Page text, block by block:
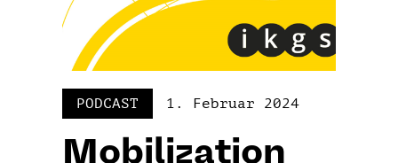
PODCAST 1. Februar 2024
Mobilization